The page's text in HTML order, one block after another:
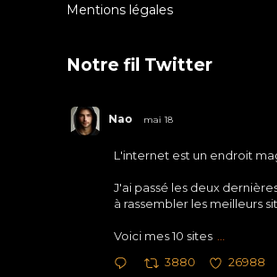
Mentions légales
Notre fil Twitter
Nao mai 18
L'internet est un endroit
J'ai passé les deux
à rassembler les meilleurs
Voici mes 10 sites
3880 26988